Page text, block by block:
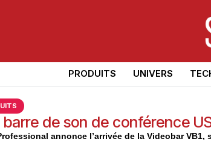
PRODUITS UNIVERS
barre de son de conférence
annonce l’arrivée de la Videobar